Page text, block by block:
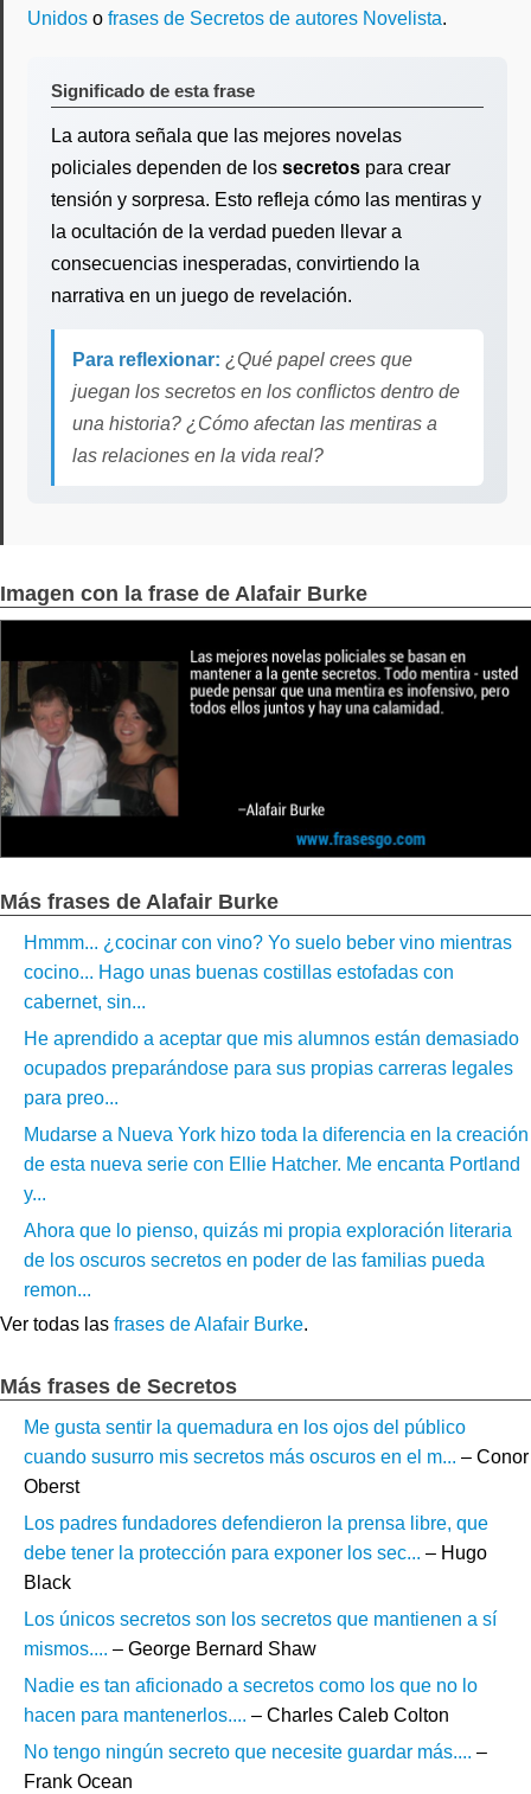
Unidos o frases de Secretos de autores Novelista.
Significado de esta frase
La autora señala que las mejores novelas
policiales dependen de los secretos para crear
tensión y sorpresa. Esto refleja cómo las mentiras y
la ocultación de la verdad pueden llevar a
consecuencias inesperadas, convirtiendo la
narrativa en un juego de revelación.
Para reflexionar: ¿Qué papel crees que
juegan los secretos en los conflictos dentro de
una historia? ¿Cómo afectan las mentiras a
las relaciones en la vida real?
Imagen con la frase de Alafair Burke
Más frases de Alafair Burke
Hmmm... ¿cocinar con vino? Yo suelo beber vino mientras
cocino... Hago unas buenas costillas estofadas con
cabernet, sin...
He aprendido a aceptar que mis alumnos están demasiado
ocupados preparándose para sus propias carreras legales
para preo...
Mudarse a Nueva York hizo toda la diferencia en la creación
de esta nueva serie con Ellie Hatcher. Me encanta Portland
y...
Ahora que lo pienso, quizás mi propia exploración literaria
de los oscuros secretos en poder de las familias pueda
remon...
Ver todas las frases de Alafair Burke.
Más frases de Secretos
Me gusta sentir la quemadura en los ojos del público
cuando susurro mis secretos más oscuros en el m... – Conor
Oberst
Los padres fundadores defendieron la prensa libre, que
debe tener la protección para exponer los sec... – Hugo
Black
Los únicos secretos son los secretos que mantienen a sí
mismos.... – George Bernard Shaw
Nadie es tan aficionado a secretos como los que no lo
hacen para mantenerlos.... – Charles Caleb Colton
No tengo ningún secreto que necesite guardar más.... –
Frank Ocean